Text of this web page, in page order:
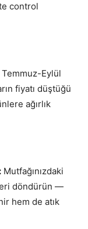
control
Eylül
fiyatı düştüğü
ağırlık
Mutfağınızdaki
döndürün —
hem de atık